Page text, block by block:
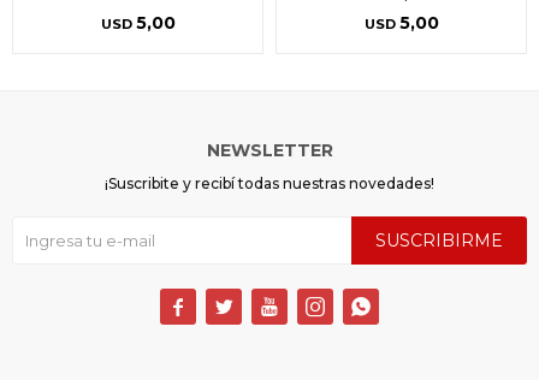
USD 5,00 USD 5,00
NEWSLETTER
¡Suscribite y recibí todas nuestras novedades!
SUSCRIBIRME
    